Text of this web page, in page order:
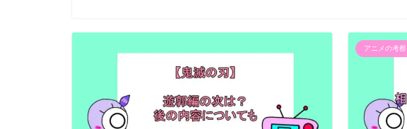
アニメの考